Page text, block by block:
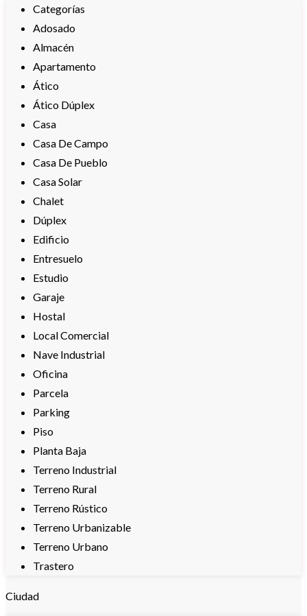
Categorías
Adosado
Almacén
Apartamento
Ático
Ático Dúplex
Casa
Casa De Campo
Casa De Pueblo
Casa Solar
Chalet
Dúplex
Edificio
Entresuelo
Estudio
Garaje
Hostal
Local Comercial
Nave Industrial
Oficina
Parcela
Parking
Piso
Planta Baja
Terreno Industrial
Terreno Rural
Terreno Rústico
Terreno Urbanizable
Terreno Urbano
Trastero
Ciudad